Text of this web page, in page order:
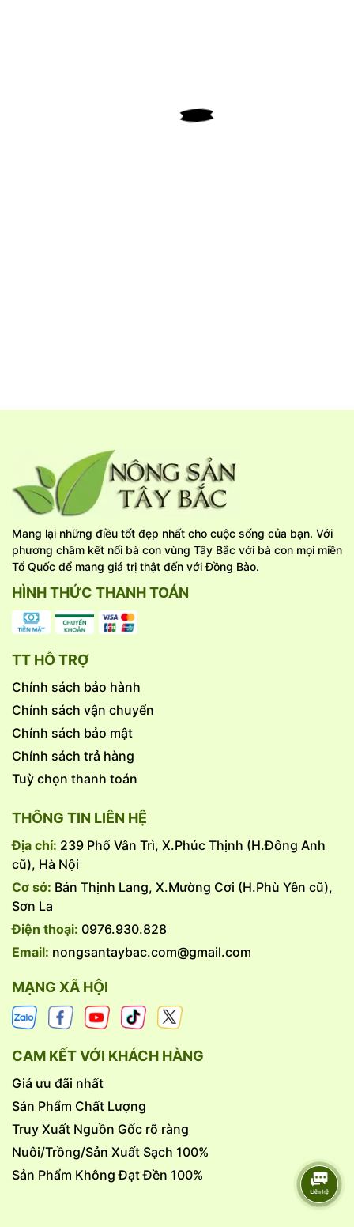
✔Tầm gửi cây gạo có tác dụng hạ mỡ máu, mỡ gan.
#nongsantaybac #nongsansach #nongsandacsan
#nongsanvungcao #tamgui #tamguigao #tamguigaotia
Mang lại những điều tốt đẹp nhất cho cuộc sống của bạn. Với
phương châm kết nối bà con vùng Tây Bắc với bà con mọi miền
Tổ Quốc để mang giá trị thật đến với Đồng Bào.
HÌNH THỨC THANH TOÁN
TT HỖ TRỢ
Chính sách bảo hành
Chính sách vận chuyển
Chính sách bảo mật
Chính sách trả hàng
Tuỳ chọn thanh toán
THÔNG TIN LIÊN HỆ
Địa chỉ: 239 Phố Vân Trì, X.Phúc Thịnh (H.Đông Anh
cũ), Hà Nội
Cơ sở: Bản Thịnh Lang, X.Mường Cơi (H.Phù Yên cũ),
Sơn La
Điện thoại: 0976.930.828
Email: nongsantaybac.com@gmail.com
MẠNG XÃ HỘI
CAM KẾT VỚI KHÁCH HÀNG
Giá ưu đãi nhất
Sản Phẩm Chất Lượng
Truy Xuất Nguồn Gốc rõ ràng
Nuôi/Trồng/Sản Xuất Sạch 100%
Sản Phẩm Không Đạt Đền 100%